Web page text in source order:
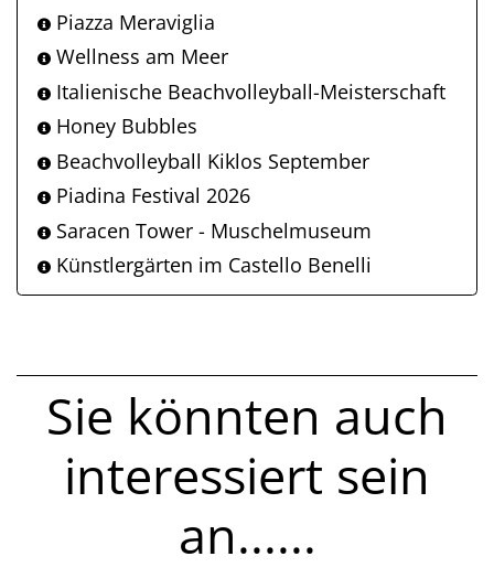
Piazza Meraviglia
Wellness am Meer
Italienische Beachvolleyball-Meisterschaft
Honey Bubbles
Beachvolleyball Kiklos September
Piadina Festival 2026
Saracen Tower - Muschelmuseum
Künstlergärten im Castello Benelli
Sie könnten auch
interessiert sein
an......